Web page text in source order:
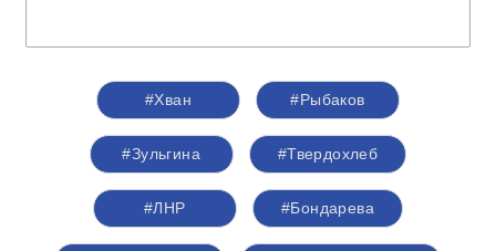
#Хван #Рыбаков
#Зульгина #Твердохлеб
#ЛНР #Бондарева